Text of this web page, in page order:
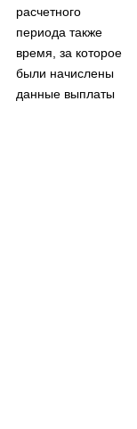
расчетного
периода также
время, за которое
были начислены
данные выплаты